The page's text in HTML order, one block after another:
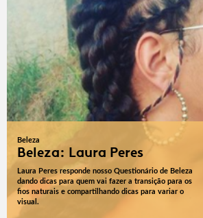
Beleza
Beleza: Laura Peres
Laura Peres responde nosso Questionário de Beleza
dando dicas para quem vai fazer a transição para os
fios naturais e compartilhando dicas para variar o
visual.